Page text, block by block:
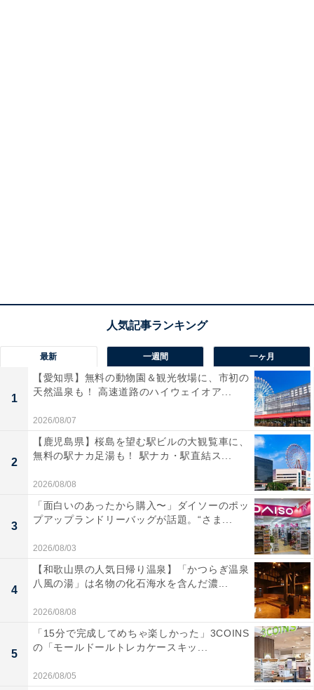
最新 一週間 一ヶ月
1
【愛知県】無料の動物園＆観光牧場に、市初の
天然温泉も！ 高速道路のハイウェイオア...
2026/08/07
2
【鹿児島県】桜島を望む駅ビルの大観覧車に、
無料の駅ナカ足湯も！ 駅ナカ・駅直結ス...
2026/08/08
3
「面白いのあったから購入〜」ダイソーのポッ
プアップランドリーバッグが話題。“さま...
2026/08/03
4
【和歌山県の人気日帰り温泉】「かつらぎ温泉
八風の湯」は名物の化石海水を含んだ濃...
2026/08/08
5
「15分で完成してめちゃ楽しかった」3COINS
の「モールドールトレカケースキッ...
2026/08/05